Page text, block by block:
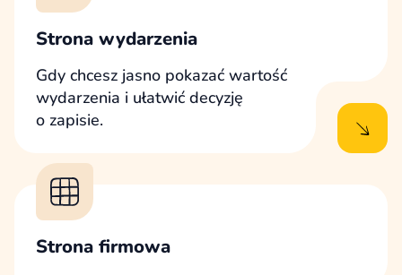
Strona wydarzenia
Gdy chcesz jasno pokazać wartość
wydarzenia i ułatwić decyzję
o zapisie.
Strona firmowa